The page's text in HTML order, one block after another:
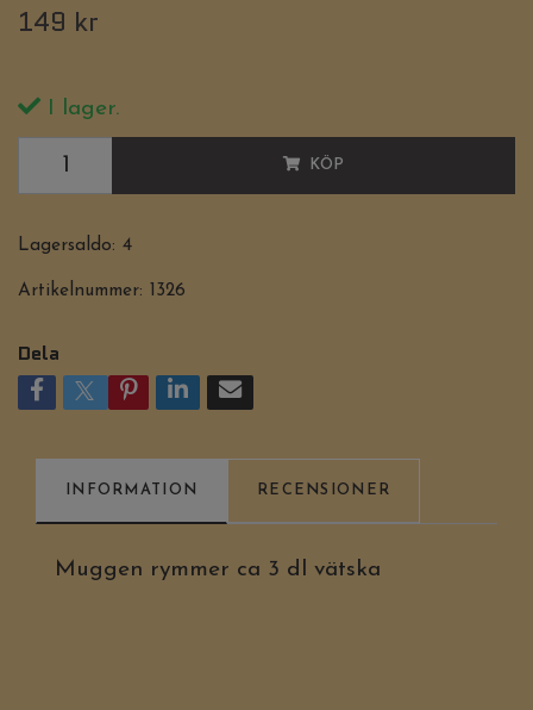
149 kr
I lager.
KÖP
Lagersaldo: 4
Artikelnummer: 1326
Dela
INFORMATION RECENSIONER
Muggen rymmer ca 3 dl vätska